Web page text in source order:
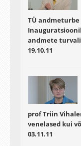
TÜ
andmete
19.10.11
prof Triin
venelased kui
03.11.11